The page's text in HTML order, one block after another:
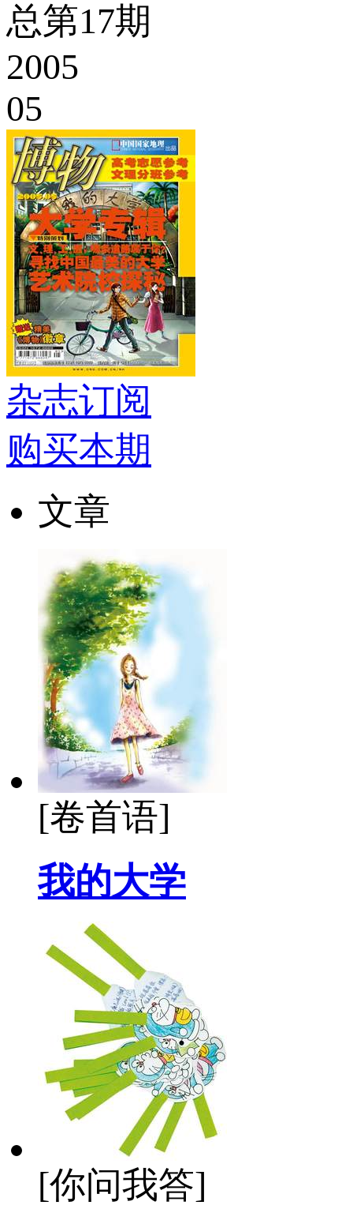
总第17期
2005
05
杂志订阅
购买本期
文章
[卷首语]
我的大学
[你问我答]